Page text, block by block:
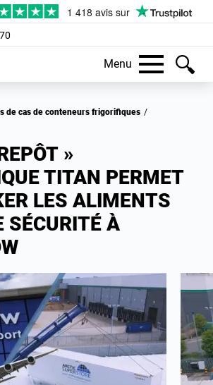
Menu
de cas de conteneurs frigorifiques /
»
TITAN PERMET
LES ALIMENTS
SÉCURITÉ À